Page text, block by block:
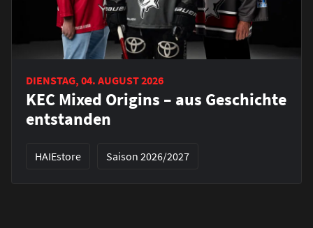
DIENSTAG, 04. AUGUST 2026
KEC Mixed Origins – aus Geschichte
entstanden
HAIEstore Saison 2026/2027